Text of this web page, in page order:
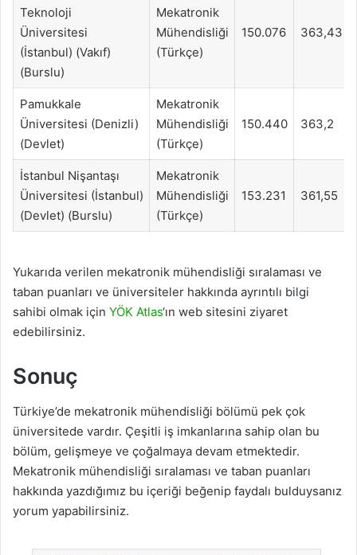
Teknoloji
Üniversitesi
(İstanbul) (Vakıf)
(Burslu)
Mekatronik
Mühendisliği
(Türkçe)
150.076 363,43
Pamukkale
Üniversitesi (Denizli)
(Devlet)
Mekatronik
Mühendisliği
(Türkçe)
150.440 363,2
İstanbul Nişantaşı
Üniversitesi (İstanbul)
(Devlet) (Burslu)
Mekatronik
Mühendisliği
(Türkçe)
153.231 361,55
Yukarıda verilen mekatronik mühendisliği sıralaması ve
taban puanları ve üniversiteler hakkında ayrıntılı bilgi
sahibi olmak için YÖK Atlas‘ın web sitesini ziyaret
edebilirsiniz.
Sonuç
Türkiye’de mekatronik mühendisliği bölümü pek çok
üniversitede vardır. Çeşitli iş imkanlarına sahip olan bu
bölüm, gelişmeye ve çoğalmaya devam etmektedir.
Mekatronik mühendisliği sıralaması ve taban puanları
hakkında yazdığımız bu içeriği beğenip faydalı bulduysanız
yorum yapabilirsiniz.